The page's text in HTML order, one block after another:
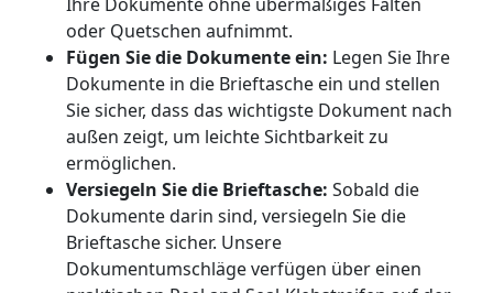
oder Quetschen aufnimmt.
Fügen Sie die Dokumente ein: Legen Sie Ihre
Dokumente in die Brieftasche ein und stellen
Sie sicher, dass das wichtigste Dokument nach
außen zeigt, um leichte Sichtbarkeit zu
ermöglichen.
Versiegeln Sie die Brieftasche: Sobald die
Dokumente darin sind, versiegeln Sie die
Brieftasche sicher. Unsere
Dokumentumschläge verfügen über einen